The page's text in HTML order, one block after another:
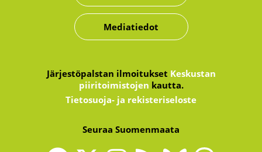
Mediatiedot
Järjestöpalstan ilmoitukset Keskustan
piiritoimistojen kautta.
Tietosuoja- ja rekisteriseloste
Seuraa Suomenmaata